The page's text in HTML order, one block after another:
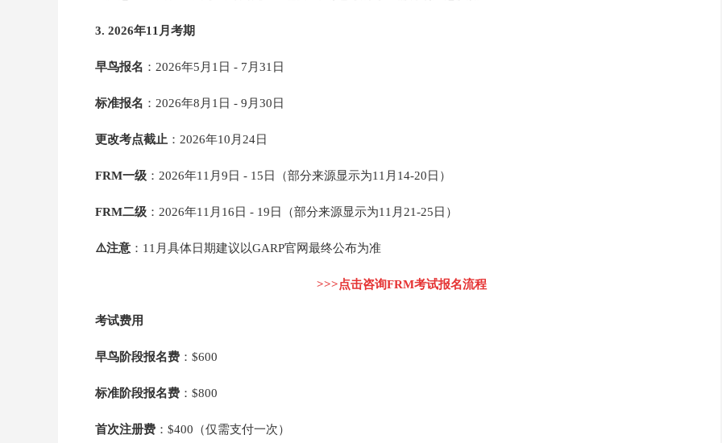
3. 2026年11月考期
早鸟报名 ：2026年5月1日 - 7月31日
标准报名 ：2026年8月1日 - 9月30日
更改考点截止 ：2026年10月24日
FRM一级：2026年11月9日 - 15日（部分来源显示为11月14-20日）
FRM二级：2026年11月16日 - 19日（部分来源显示为11月21-25日）
⚠️注意：11月具体日期建议以GARP官网最终公布为准
>>>点击咨询FRM考试报名流程
考试费用
早鸟阶段报名费：$600
标准阶段报名费：$800
首次注册费：$400（仅需支付一次）